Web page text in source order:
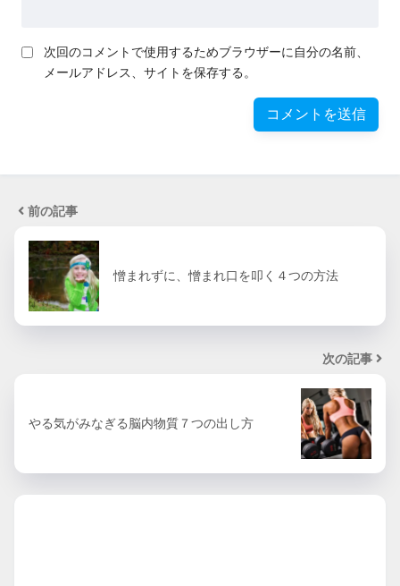
次回のコメントで使用するためブラウザーに自分の名前、
メールアドレス、サイトを保存する。
前の記事
憎まれずに、憎まれ口を叩く４つの方法
次の記事
やる気がみなぎる脳内物質７つの出し方